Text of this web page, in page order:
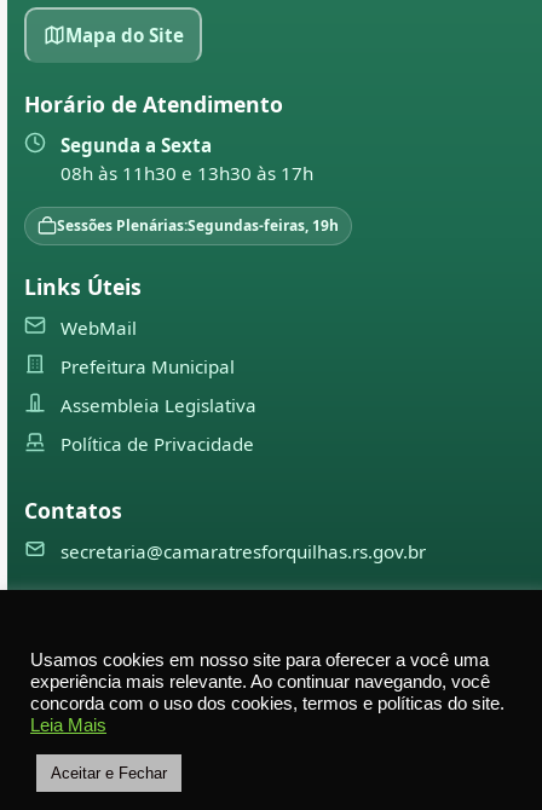
Mapa do Site
Horário de Atendimento
Segunda a Sexta
08h às 11h30 e 13h30 às 17h
Sessões Plenárias:Segundas-feiras, 19h
Links Úteis
WebMail
Prefeitura Municipal
Assembleia Legislativa
Política de Privacidade
Contatos
secretaria@camaratresforquilhas.rs.gov.br
direitos reservados
Av. Professor Justino Alberto Tietbohl, 498 – Centro –
Usamos cookies em nosso site para oferecer a você uma
experiência mais relevante. Ao continuar navegando, você
concorda com o uso dos cookies, termos e políticas do site.
Leia Mais
Aceitar e Fechar